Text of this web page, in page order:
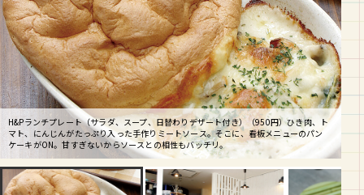
H&Pランチプレート（サラダ、スープ、日替わりデザート付き）（950円）ひき肉、ト
マト、にんじんがたっぷり入った手作りミートソース。そこに、看板メニューのパン
ケーキがON。甘すぎないからソースとの相性もバッチリ。
子連れファミリーにはうれしいベンチ席。明るい店内は広々として、隣のテーブルとの
間もたっぷり。ベビーカーでの入店も楽々。
クレープ（写真は、チョコ生クリームバナナとツナサラダ）（430円～474円）スイー
ツ系からツナマヨやジャーマンポテトが入ったお食事系まで、メニューは10種類以
上！！